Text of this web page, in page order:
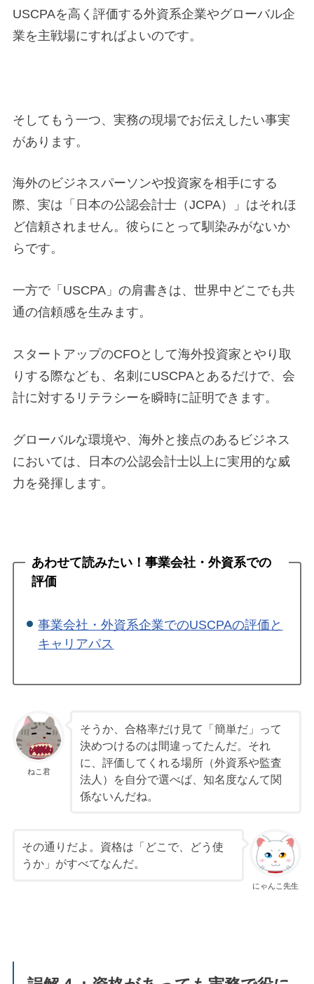
USCPAを高く評価する外資系企業やグローバル企
業を主戦場にすればよいのです。
そしてもう一つ、実務の現場でお伝えしたい事実
があります。
海外のビジネスパーソンや投資家を相手にする
際、実は「日本の公認会計士（JCPA）」はそれほ
ど信頼されません。彼らにとって馴染みがないか
らです。
一方で「USCPA」の肩書きは、世界中どこでも共
通の信頼感を生みます。
スタートアップのCFOとして海外投資家とやり取
りする際なども、名刺にUSCPAとあるだけで、会
計に対するリテラシーを瞬時に証明できます。
グローバルな環境や、海外と接点のあるビジネス
においては、日本の公認会計士以上に実用的な威
力を発揮します。
あわせて読みたい！事業会社・外資系での
評価
事業会社・外資系企業でのUSCPAの評価と
キャリアパス
ねこ君
そうか、合格率だけ見て「簡単だ」って
決めつけるのは間違ってたんだ。それ
に、評価してくれる場所（外資系や監査
法人）を自分で選べば、知名度なんて関
係ないんだね。
にゃんこ先生
その通りだよ。資格は「どこで、どう使
うか」がすべてなんだ。